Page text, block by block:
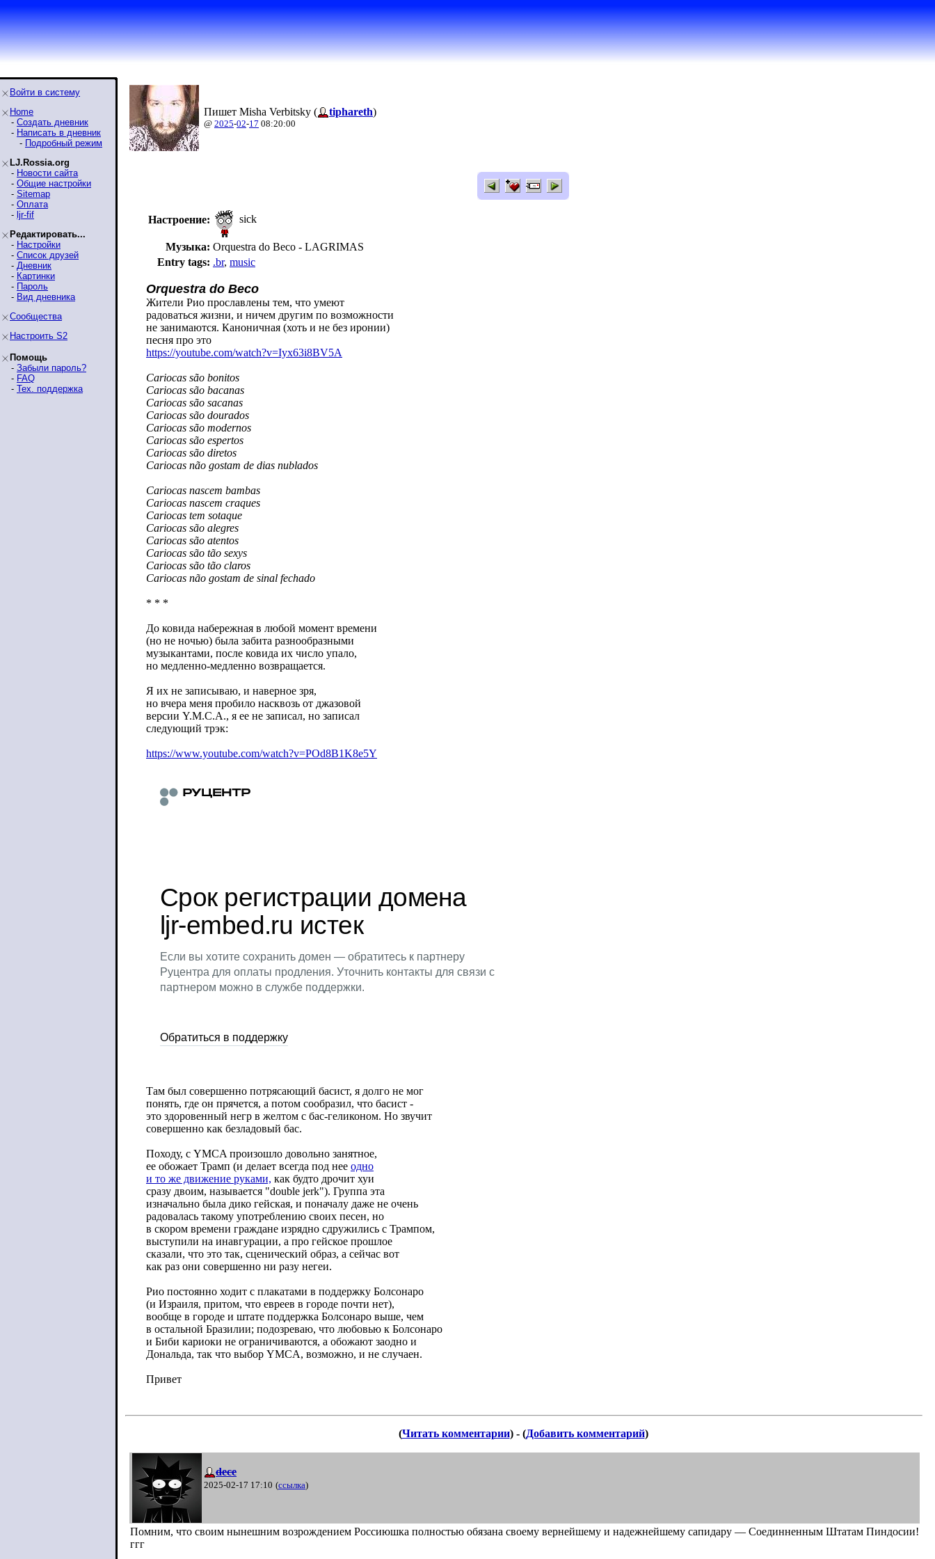
Войти в систему
Home
- Создать дневник
- Написать в дневник
- Подробный режим
LJ.Rossia.org
- Новости сайта
- Общие настройки
- Sitemap
- Оплата
- ljr-fif
Редактировать...
- Настройки
- Список друзей
- Дневник
- Картинки
- Пароль
- Вид дневника
Сообщества
Настроить S2
Помощь
- Забыли пароль?
- FAQ
- Тех. поддержка
Пишет Misha Verbitsky ( tiphareth)
@ 2025-02-17 08:20:00
Настроение: sick
Музыка: Orquestra do Beco - LAGRIMAS
Entry tags: .br, music
Orquestra do Beco
Жители Рио прославлены тем, что умеют
радоваться жизни, и ничем другим по возможности
не занимаются. Каноничная (хоть и не без иронии)
песня про это
https://youtube.com/watch?v=Iyx63i8BV5A
Cariocas são bonitos
Cariocas são bacanas
Cariocas são sacanas
Cariocas são dourados
Cariocas são modernos
Cariocas são espertos
Cariocas são diretos
Cariocas não gostam de dias nublados
Cariocas nascem bambas
Cariocas nascem craques
Cariocas tem sotaque
Cariocas são alegres
Cariocas são atentos
Cariocas são tão sexys
Cariocas são tão claros
Cariocas não gostam de sinal fechado
* * *
До ковида набережная в любой момент времени
(но не ночью) была забита разнообразными
музыкантами, после ковида их число упало,
но медленно-медленно возвращается.
Я их не записываю, и наверное зря,
но вчера меня пробило насквозь от джазовой
версии Y.M.C.A., я ее не записал, но записал
следующий трэк:
https://www.youtube.com/watch?v=POd8B1K8e5Y
Там был совершенно потрясающий басист, я долго не мог
понять, где он прячется, а потом сообразил, что басист -
это здоровенный негр в желтом с бас-геликоном. Но звучит
совершенно как безладовый бас.
Походу, с YMCA произошло довольно занятное,
ее обожает Трамп (и делает всегда под нее одно
и то же движение руками, как будто дрочит хуи
сразу двоим, называется "double jerk"). Группа эта
изначально была дико гейская, и поначалу даже не очень
радовалась такому употреблению своих песен, но
в скором времени граждане изрядно сдружились с Трампом,
выступили на инавгурации, а про гейское прошлое
сказали, что это так, сценический образ, а сейчас вот
как раз они совершенно ни разу негеи.
Рио постоянно ходит с плакатами в поддержку Болсонаро
(и Израиля, притом, что евреев в городе почти нет),
вообще в городе и штате поддержка Болсонаро выше, чем
в остальной Бразилии; подозреваю, что любовью к Болсонаро
и Биби кариоки не ограничиваются, а обожают заодно и
Дональда, так что выбор YMCA, возможно, и не случаен.
Привет
(Читать комментарии) - (Добавить комментарий)
dece
2025-02-17 17:10 (ссылка)
Помним, что своим нынешним возрождением Россиюшка полностью обязана своему вернейшему и надежнейшему сапидару — Соединненным Штатам Пиндосии!
ггг